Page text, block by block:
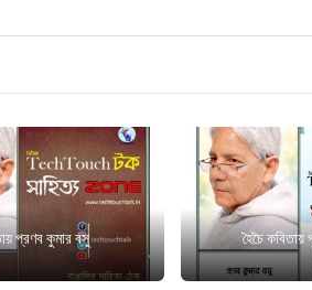
প্রণব কুমার বসু